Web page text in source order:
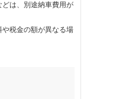
は、別途納車費用が
税金の額が異なる場